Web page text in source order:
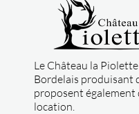
Le Château la
Bordelais produisant
proposent également
location.